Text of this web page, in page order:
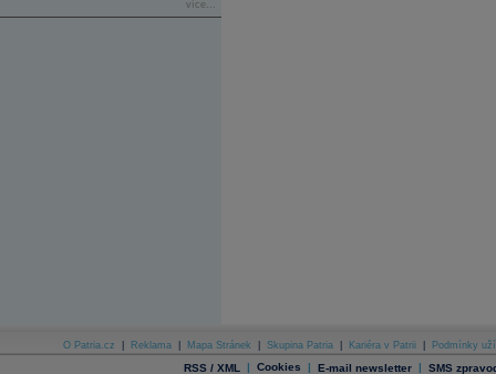
více...
O Patria.cz Reklama Mapa Stránek Skupina Patria Kariéra v Patrii Podmínky
RSS / XML | Cookies | E-mail newsletter | SMS